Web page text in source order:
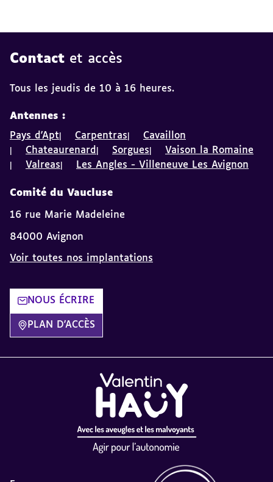
Contact et accès
Tous les jeudis de 10 à 16 heures.
Antennes :
Pays d'Apt
Carpentras
Cavaillon
Chateaurenard
Sorgues
Vaison la Romaine
Valreas
Les Angles - Villeneuve Les Avignon
Comité du Vaucluse
16 rue Marie Madeleine
84000 Avignon
Voir toutes nos implantations
NOUS ÉCRIRE
PLAN D'ACCÈS